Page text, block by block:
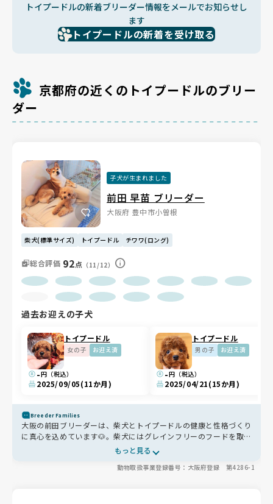
トイプードルの新着ブリーダー情報をメールでお知らせし
ます
トイプードルの新着を受け取る
京都府の近くのトイプードルのブリー
ダー
子犬が生まれました
前田 早苗 ブリーダー
大阪府 豊中市小曽根
柴犬(標準サイズ) トイプードル チワワ(ロング)
総合評価 92点 （11/12）
過去お迎えの子犬
トイプードル
女の子 お迎え済
-円（税込）
2025/09/05(11か月)
トイプードル
男の子 お迎え済
-円（税込）
2025/04/21(15か月)
Breeder Families
大阪の前田ブリーダーは、柴犬とトイプードルの健康と性格づくり
に真心を込めています🐶。柴犬にはグレインフリーのフードを取り
入れ、アレルギー対策もしっかり🌿。全頭に仮名をつけて丁寧に触
れ合い、人懐っこく優しい子に育っています💛。お迎え後も365日
相談できるので、初めての方も安心です🌸
もっと見る
動物取扱事業登録番号：大阪府登録 第4286-1